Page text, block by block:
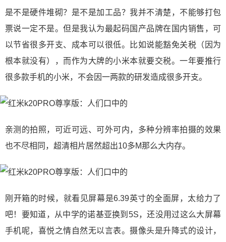
是不是硬件堆砌？是不是加工品？我并不清楚，不能够打包
票说一定不是。但是我认为最起码国产品牌在国内销售，可
以节省很多开支、成本可以很低。比如说能豁免关税（因为
根本就没有），而作为大牌的小米本就要交税。一年要推行
很多款手机的小米，不会因一两款的研发造成很多开支。
亲测的拍照，可近可远、可外可内，多种分辨率拍摄的效果
也不尽相同，超清相片居然超出10多M那么大内存。
刚开箱的时候，就看见屏幕是6.39英寸的全面屏，太给力了
吧！要知道，从中学的诺基亚换到5S，还没用过这么大屏幕
手机呢，喜悦之情自然无以言表。摄像头是升降式的设计，